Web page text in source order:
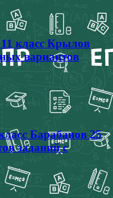
класс Крылов
вариантов
Барабанов 25
заданий с